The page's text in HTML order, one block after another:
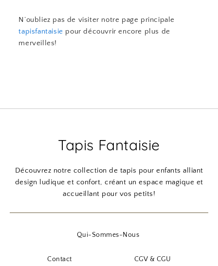
N’oubliez pas de visiter notre page principale
tapisfantaisie pour découvrir encore plus de
merveilles!
Tapis Fantaisie
Découvrez notre collection de tapis pour enfants alliant
design ludique et confort, créant un espace magique et
accueillant pour vos petits!
Qui-Sommes-Nous
Contact CGV & CGU